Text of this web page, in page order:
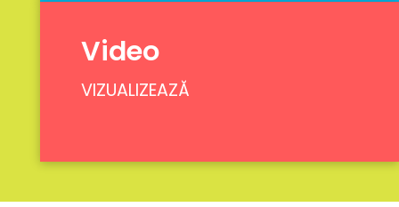
Video
VIZUALIZEAZĂ